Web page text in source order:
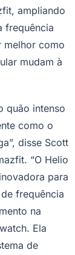
ampliando
frequência
melhor como
mudam à
quão intenso
como o
disse Scott
“O Helio
para
frequência
na
Ela
de